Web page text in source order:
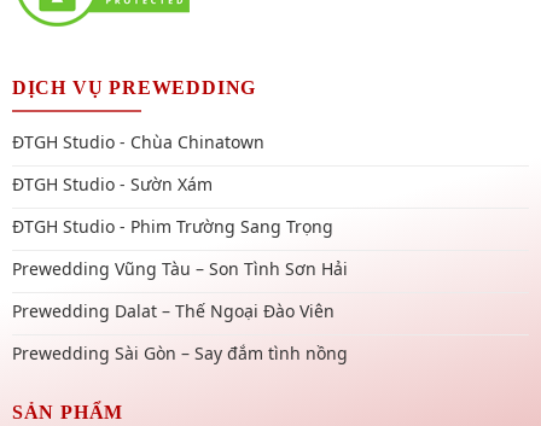
DỊCH VỤ PREWEDDING
ĐTGH Studio - Chùa Chinatown
ĐTGH Studio - Sườn Xám
ĐTGH Studio - Phim Trường Sang Trọng
Prewedding Vũng Tàu – Son Tình Sơn Hải
Prewedding Dalat – Thế Ngoại Đào Viên
Prewedding Sài Gòn – Say đắm tình nồng
SẢN PHẨM